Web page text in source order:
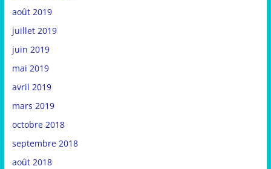
août 2019
juillet 2019
juin 2019
mai 2019
avril 2019
mars 2019
octobre 2018
septembre 2018
août 2018